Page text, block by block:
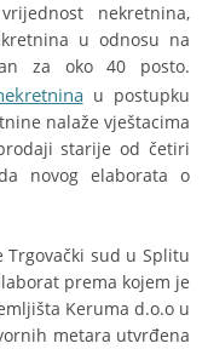
nekretnina,
u odnosu na
za oko 40 posto.
u postupku
nalaže vještacima
starije od četiri
novog elaborata o
Trgovački sud u Splitu
prema kojem je
Keruma d.o.o u
metara utvrđena